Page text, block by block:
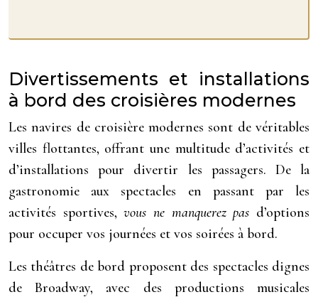
Divertissements et installations
à bord des croisières modernes
Les navires de croisière modernes sont de véritables
villes flottantes, offrant une multitude d’activités et
d’installations pour divertir les passagers. De la
gastronomie aux spectacles en passant par les
activités sportives,vous ne manquerez pas d’options
pour occuper vos journées et vos soirées à bord.
Les théâtres de bord proposent des spectacles dignes
de Broadway, avec des productions musicales